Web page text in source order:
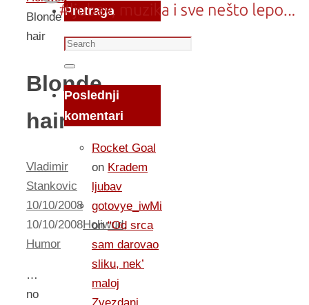
Blonde
hair
Blonde
hair
Vladimir
Stankovic
10/10/2008
10/10/2008Holiwud,
Humor
…
no
Pretraga
Search
for:
Search
Poslednji
komentari
Rocket Goal
on Kradem
ljubav
gotovye_iwMi
on“Od srca
sam darovao
sliku, nek’
maloj